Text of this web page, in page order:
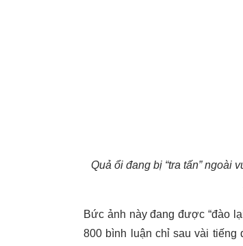
Quả ổi đang bị “tra tấn” ngoài
Bức ảnh này đang được “đào
800 bình luận chỉ sau vài